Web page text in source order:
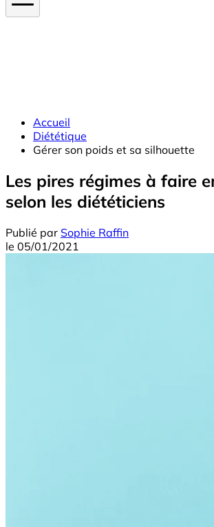
Accueil
Diététique
Gérer son poids et sa silhouette
Les pires régimes à faire
selon les diététiciens
Publié par Sophie Raffin
le 05/01/2021